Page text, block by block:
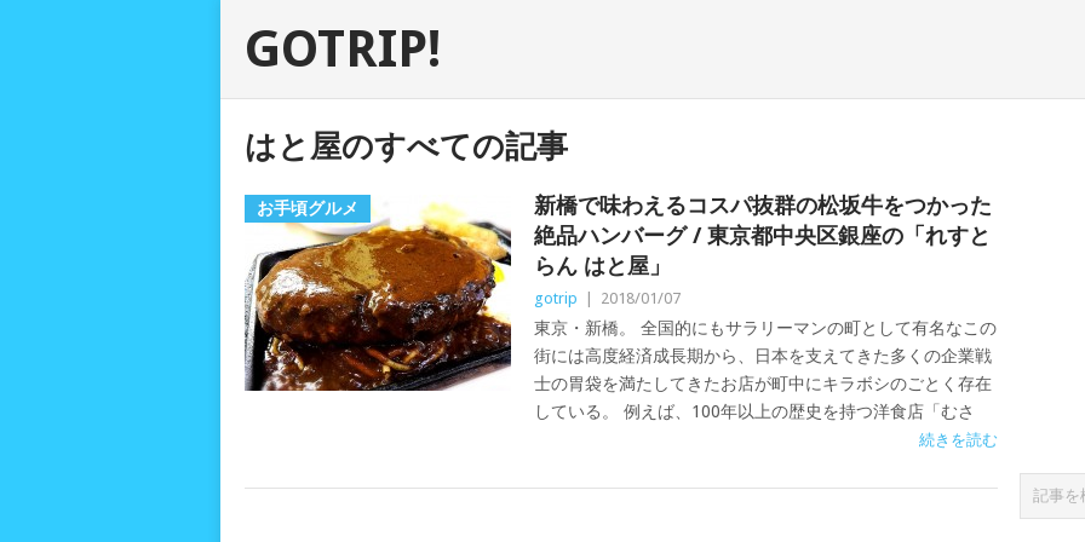
GOTRIP!
はと屋のすべての記事
お手頃グルメ
新橋で味わえるコスパ抜群の松坂牛をつかった
絶品ハンバーグ / 東京都中央区銀座の「れすと
らん はと屋」
gotrip 2018/01/07
東京・新橋。 全国的にもサラリーマンの町として有名なこの
街には高度経済成長期から、日本を支えてきた多くの企業戦
士の胃袋を満たしてきたお店が町中にキラボシのごとく存在
している。 例えば、100年以上の歴史を持つ洋食店「むさ
続きを読む